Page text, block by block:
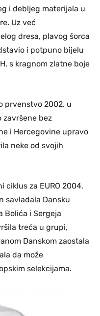
i debljeg materijala u
Uz već
dresa, plavog šorca
i potpuno bijelu
s kragnom zlatne boje
prvenstvo 2002. u
završene bez
i Hercegovine upravo
neke od svojih
ciklus za EURO 2004,
savladala Dansku
Bolića i Sergeja
treća u grupi,
Danskom zaostala
da može
selekcijama.